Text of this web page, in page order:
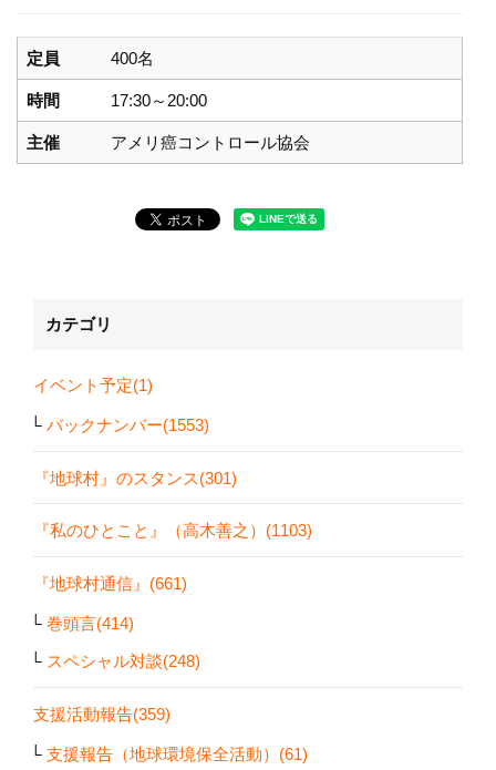
定員 400名
時間 17:30～20:00
主催 アメリ癌コントロール協会
カテゴリ
イベント予定(1)
バックナンバー(1553)
『地球村』のスタンス(301)
『私のひとこと』（高木善之）(1103)
『地球村通信』(661)
巻頭言(414)
スペシャル対談(248)
支援活動報告(359)
支援報告（地球環境保全活動）(61)